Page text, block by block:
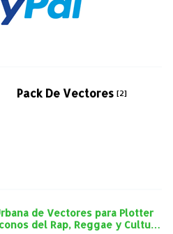
Pack De Vectores [2]
de Vectores para Plotter
del Rap, Reggae y Cultura